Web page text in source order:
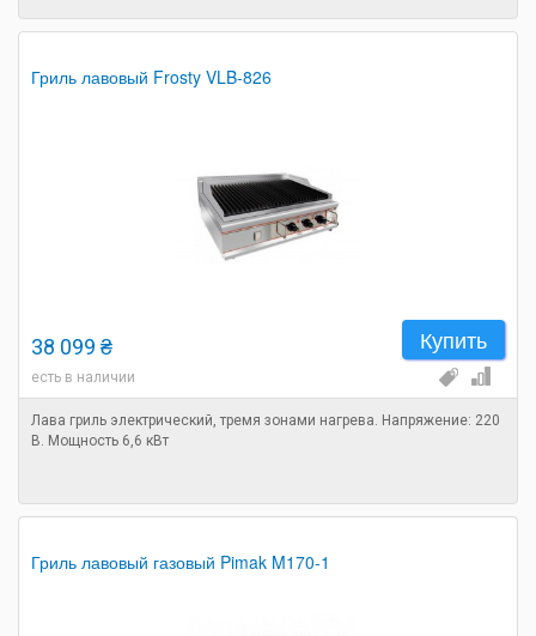
Гриль лавовый Frosty VLB-826
Купить
38 099 ₴
есть в наличии
Лава гриль электрический, тремя зонами нагрева. Напряжение: 220
В. Мощность 6,6 кВт
Гриль лавовый газовый Pimak M170-1